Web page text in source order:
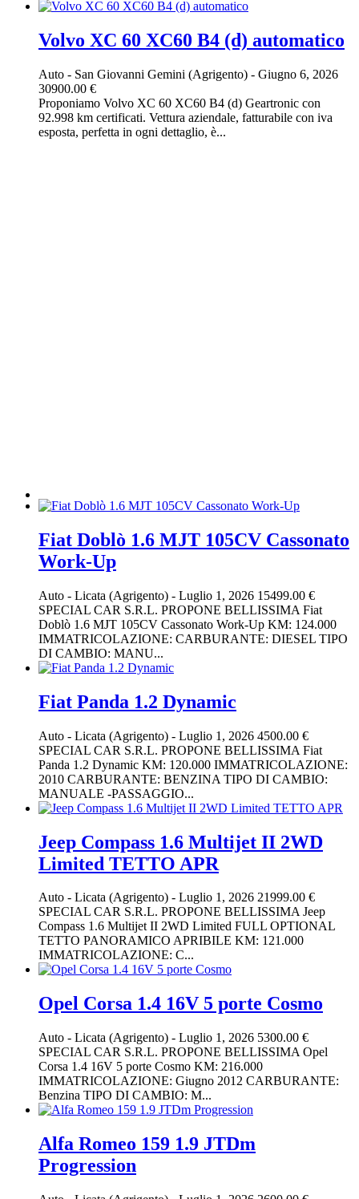
Volvo XC 60 XC60 B4 (d) automatico
Auto - San Giovanni Gemini (Agrigento) - Giugno 6, 2026
30900.00 €
Proponiamo Volvo XC 60 XC60 B4 (d) Geartronic con
92.998 km certificati. Vettura aziendale, fatturabile con iva
esposta, perfetta in ogni dettaglio, è...
Fiat Doblò 1.6 MJT 105CV Cassonato
Work-Up
Auto - Licata (Agrigento) - Luglio 1, 2026 15499.00 €
SPECIAL CAR S.R.L. PROPONE BELLISSIMA Fiat
Doblò 1.6 MJT 105CV Cassonato Work-Up KM: 124.000
IMMATRICOLAZIONE: CARBURANTE: DIESEL TIPO
DI CAMBIO: MANU...
Fiat Panda 1.2 Dynamic
Auto - Licata (Agrigento) - Luglio 1, 2026 4500.00 €
SPECIAL CAR S.R.L. PROPONE BELLISSIMA Fiat
Panda 1.2 Dynamic KM: 120.000 IMMATRICOLAZIONE:
2010 CARBURANTE: BENZINA TIPO DI CAMBIO:
MANUALE -PASSAGGIO...
Jeep Compass 1.6 Multijet II 2WD
Limited TETTO APR
Auto - Licata (Agrigento) - Luglio 1, 2026 21999.00 €
SPECIAL CAR S.R.L. PROPONE BELLISSIMA Jeep
Compass 1.6 Multijet II 2WD Limited FULL OPTIONAL
TETTO PANORAMICO APRIBILE KM: 121.000
IMMATRICOLAZIONE: C...
Opel Corsa 1.4 16V 5 porte Cosmo
Auto - Licata (Agrigento) - Luglio 1, 2026 5300.00 €
SPECIAL CAR S.R.L. PROPONE BELLISSIMA Opel
Corsa 1.4 16V 5 porte Cosmo KM: 216.000
IMMATRICOLAZIONE: Giugno 2012 CARBURANTE:
Benzina TIPO DI CAMBIO: M...
Alfa Romeo 159 1.9 JTDm
Progression